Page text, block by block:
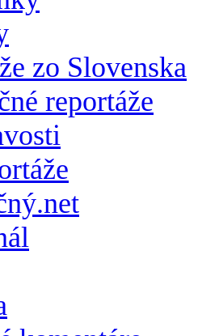
zo Slovenska
reportáže